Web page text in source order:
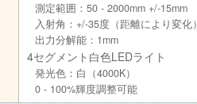
測定範囲：50 - 2000mm +/-15mm
入射角：+/-35度（距離により変化）
出力分解能：1mm
4セグメント白色LEDライト
発光色：白（4000K）
0 - 100%輝度調整可能